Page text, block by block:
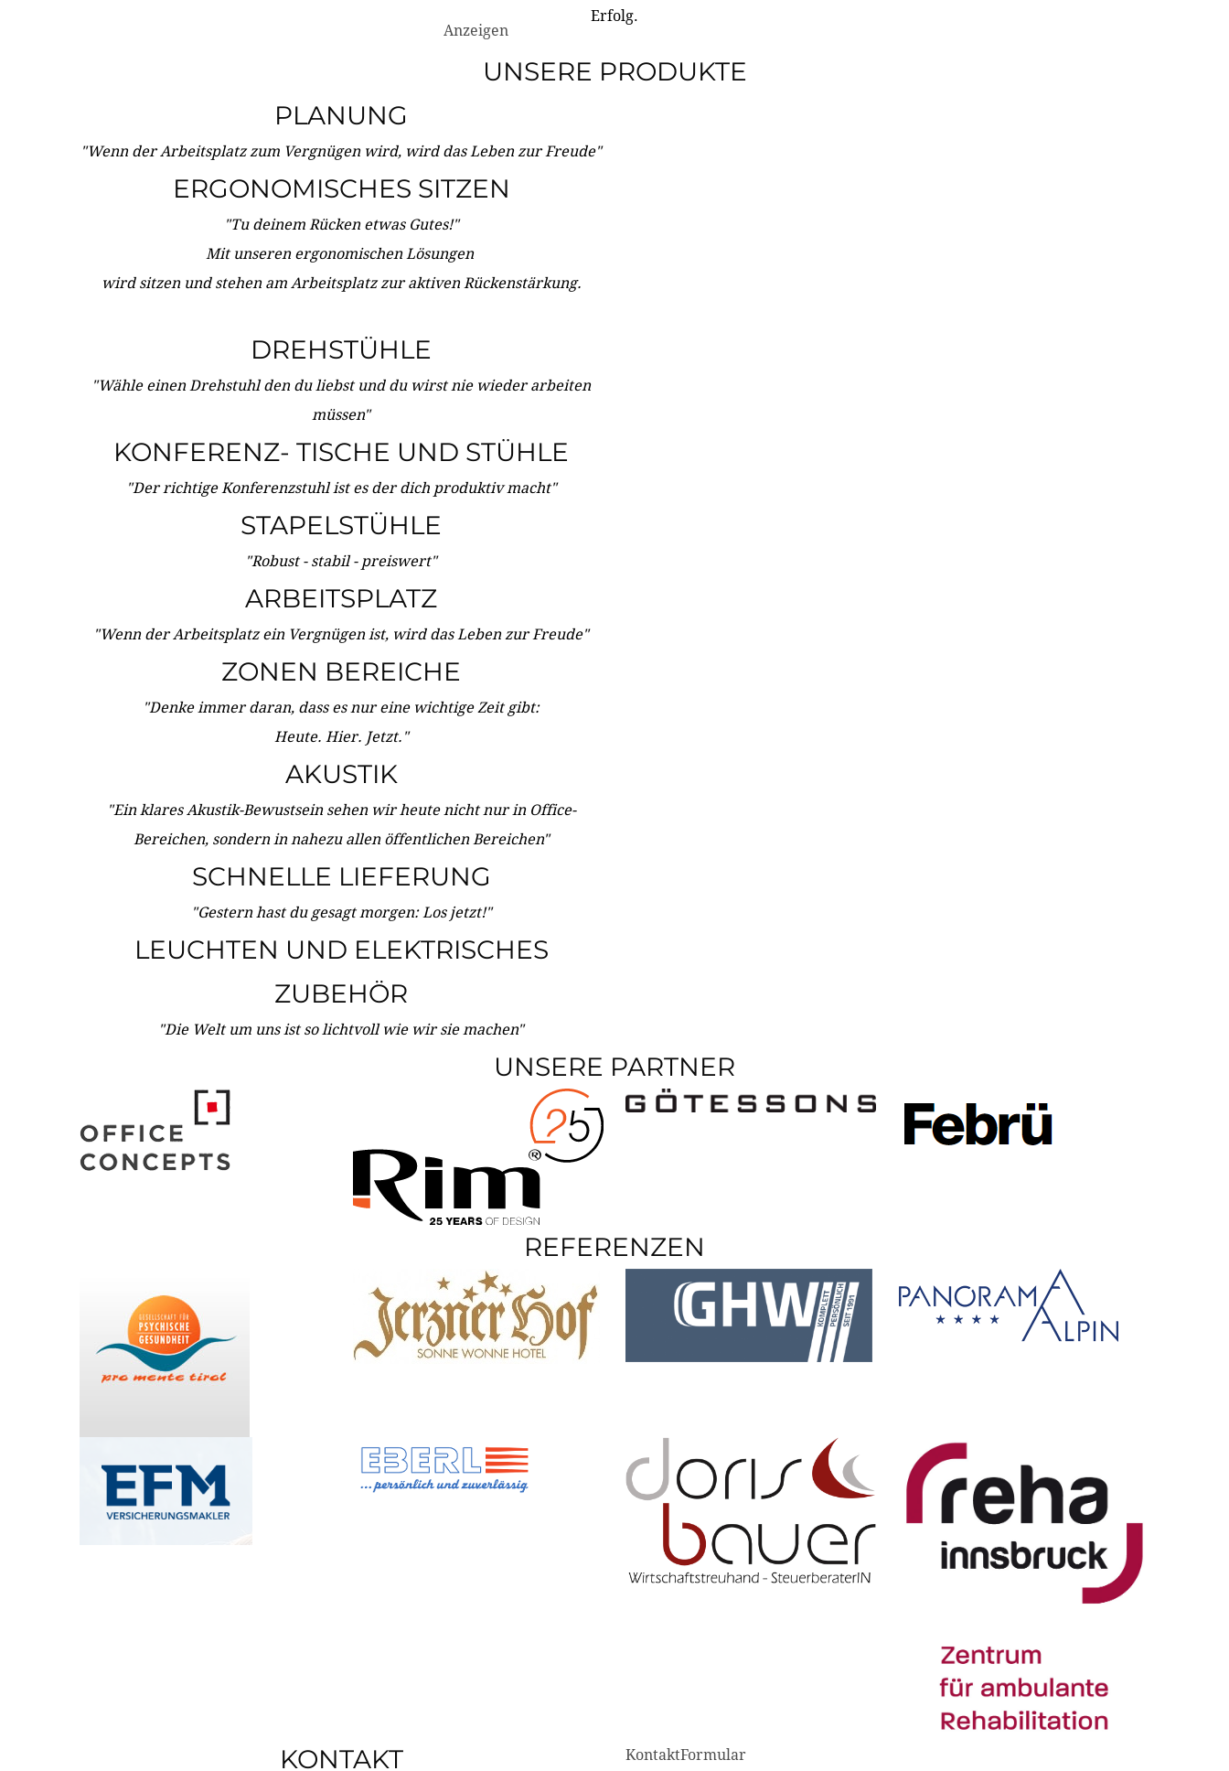
Erfolg.
Anzeigen
UNSERE PRODUKTE
PLANUNG
"Wenn der Arbeitsplatz zum Vergnügen wird, wird das Leben zur Freude"
ERGONOMISCHES SITZEN
"Tu deinem Rücken etwas Gutes!"
Mit unseren ergonomischen Lösungen
wird sitzen und stehen am Arbeitsplatz zur aktiven Rückenstärkung.
DREHSTÜHLE
"Wähle einen Drehstuhl den du liebst und du wirst nie wieder arbeiten
müssen"
KONFERENZ- TISCHE UND STÜHLE
"Der richtige Konferenzstuhl ist es der dich produktiv macht"
STAPELSTÜHLE
"Robust - stabil - preiswert"
ARBEITSPLATZ
"Wenn der Arbeitsplatz ein Vergnügen ist, wird das Leben zur Freude"
ZONEN BEREICHE
"Denke immer daran, dass es nur eine wichtige Zeit gibt:
Heute. Hier. Jetzt."
AKUSTIK
"Ein klares Akustik-Bewustsein sehen wir heute nicht nur in Office-
Bereichen, sondern in nahezu allen öffentlichen Bereichen"
SCHNELLE LIEFERUNG
"Gestern hast du gesagt morgen: Los jetzt!"
LEUCHTEN UND ELEKTRISCHES
ZUBEHÖR
"Die Welt um uns ist so lichtvoll wie wir sie machen"
UNSERE PARTNER
REFERENZEN
KONTAKT KontaktFormular